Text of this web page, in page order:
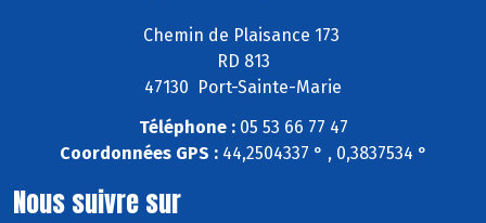
Chemin de Plaisance 173
RD 813
47130 Port-Sainte-Marie
Téléphone :05 53 66 77 47
Coordonnées GPS :44,2504337 ° , 0,3837534 °
Nous suivre sur